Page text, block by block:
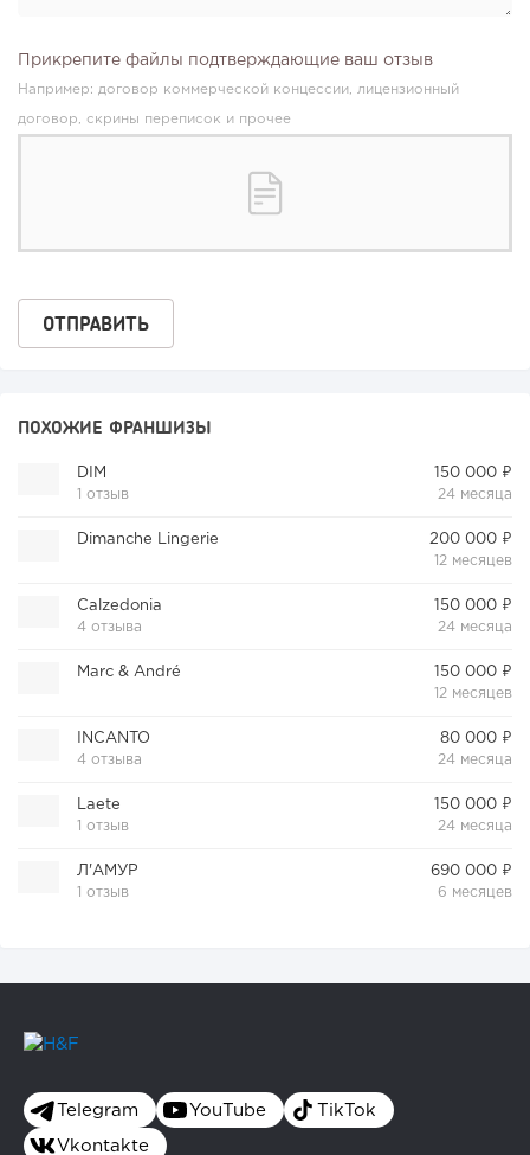
Прикрепите файлы подтверждающие ваш отзыв
Например: договор коммерческой концессии, лицензионный
договор, скрины переписок и прочее
ПОХОЖИЕ ФРАНШИЗЫ
DIM
1 отзыв
150 000 ₽
24 месяца
Dimanche Lingerie
200 000 ₽
12 месяцев
Calzedonia
4 отзыва
150 000 ₽
24 месяца
Marc & André
150 000 ₽
12 месяцев
INCANTO
4 отзыва
80 000 ₽
24 месяца
Laete
1 отзыв
150 000 ₽
24 месяца
Л'АМУР
1 отзыв
690 000 ₽
6 месяцев
Telegram YouTube TikTok
Vkontakte